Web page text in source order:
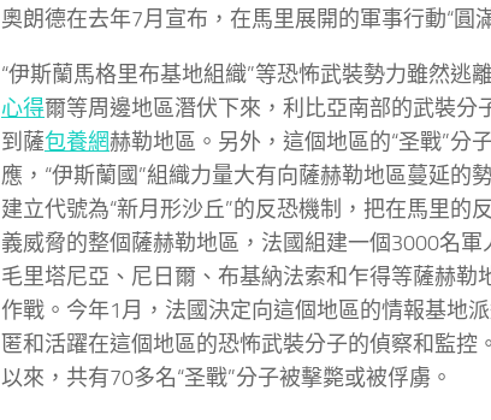
奧朗德在去年7月宣布，在馬里展開的軍事行動“圓
“伊斯蘭馬格里布基地組織”等恐怖武裝勢力雖然逃
心得爾等周邊地區潛伏下來，利比亞南部的武裝分
到薩包養網赫勒地區。另外，這個地區的“圣戰”分
應，“伊斯蘭國”組織力量大有向薩赫勒地區蔓延的
建立代號為“新月形沙丘”的反恐機制，把在馬里的
義威脅的整個薩赫勒地區，法國組建一個3000名軍
毛里塔尼亞、尼日爾、布基納法索和乍得等薩赫勒
作戰。今年1月，法國決定向這個地區的情報基地
匿和活躍在這個地區的恐怖武裝分子的偵察和監控
以來，共有70多名“圣戰”分子被擊斃或被俘虜。